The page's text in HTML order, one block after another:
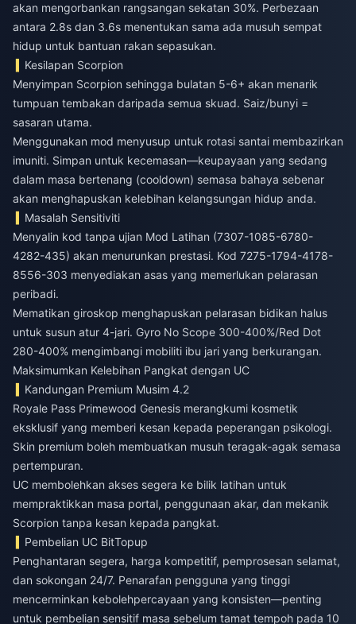
akan mengorbankan rangsangan sekatan 30%. Perbezaan
antara 2.8s dan 3.6s menentukan sama ada musuh sempat
hidup untuk bantuan rakan sepasukan.
Kesilapan Scorpion
Menyimpan Scorpion sehingga bulatan 5-6+ akan menarik
tumpuan tembakan daripada semua skuad. Saiz/bunyi =
sasaran utama.
Menggunakan mod menyusup untuk rotasi santai membazirkan
imuniti. Simpan untuk kecemasan—keupayaan yang sedang
dalam masa bertenang (cooldown) semasa bahaya sebenar
akan menghapuskan kelebihan kelangsungan hidup anda.
Masalah Sensitiviti
Menyalin kod tanpa ujian Mod Latihan (7307-1085-6780-
4282-435) akan menurunkan prestasi. Kod 7275-1794-4178-
8556-303 menyediakan asas yang memerlukan pelarasan
peribadi.
Mematikan giroskop menghapuskan pelarasan bidikan halus
untuk susun atur 4-jari. Gyro No Scope 300-400%/Red Dot
280-400% mengimbangi mobiliti ibu jari yang berkurangan.
Maksimumkan Kelebihan Pangkat dengan UC
Kandungan Premium Musim 4.2
Royale Pass Primewood Genesis merangkumi kosmetik
eksklusif yang memberi kesan kepada peperangan psikologi.
Skin premium boleh membuatkan musuh teragak-agak semasa
pertempuran.
UC membolehkan akses segera ke bilik latihan untuk
mempraktikkan masa portal, penggunaan akar, dan mekanik
Scorpion tanpa kesan kepada pangkat.
Pembelian UC BitTopup
Penghantaran segera, harga kompetitif, pemprosesan selamat,
dan sokongan 24/7. Penarafan pengguna yang tinggi
mencerminkan kebolehpercayaan yang konsisten—penting
untuk pembelian sensitif masa sebelum tamat tempoh pada 10